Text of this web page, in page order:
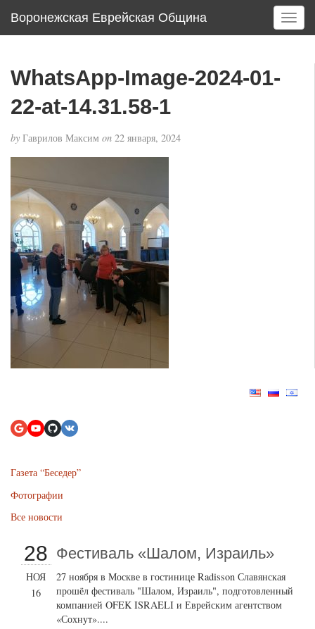
Воронежская Еврейская Община
T
o
WhatsApp-Image-2024-01-
22-at-14.31.58-1
by Гаврилов Максим on 22 января, 2024
Газета “Беседер”
Фотографии
Все новости
28
НОЯ
16
Фестиваль «Шалом, Израиль»
27 ноября в Москве в гостинице Radisson Славянская
прошёл фестиваль "Шалом, Израиль", подготовленный
компанией OFEK ISRAELI и Еврейским агентством
«Сохнут»....